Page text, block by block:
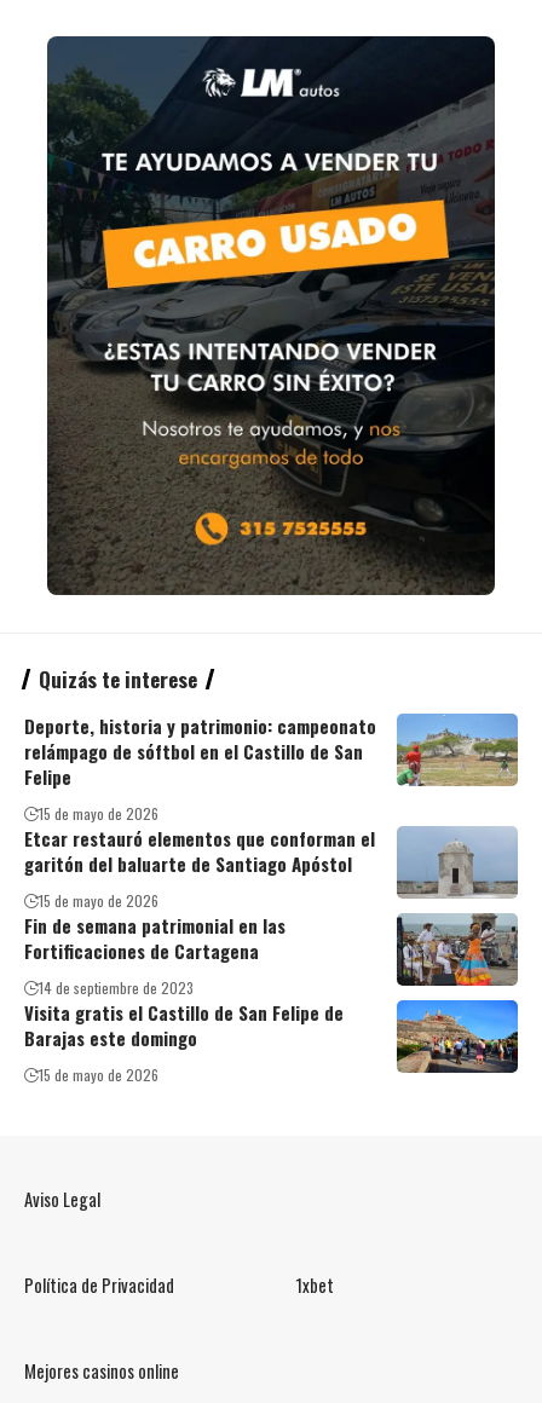
Quizás te interese
Deporte, historia y patrimonio: campeonato
relámpago de sóftbol en el Castillo de San
Felipe
15 de mayo de 2026
Etcar restauró elementos que conforman el
garitón del baluarte de Santiago Apóstol
15 de mayo de 2026
Fin de semana patrimonial en las
Fortificaciones de Cartagena
14 de septiembre de 2023
Visita gratis el Castillo de San Felipe de
Barajas este domingo
15 de mayo de 2026
Aviso Legal
Política de Privacidad 1xbet
Mejores casinos online